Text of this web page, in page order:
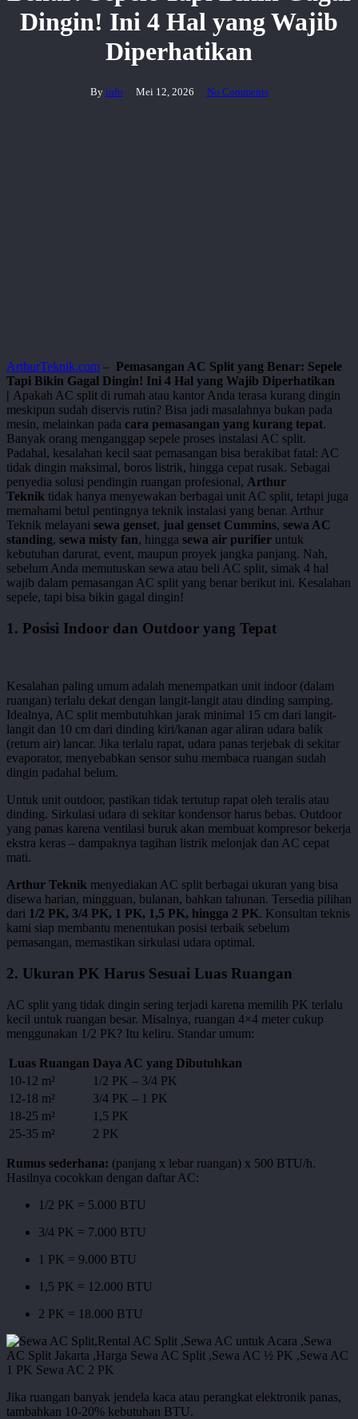
Dingin! Ini 4 Hal yang Wajib
Diperhatikan
By info Mei 12, 2026 No Comments
ArthurTeknik.com – Pemasangan AC Split yang Benar: Sepele
Tapi Bikin Gagal Dingin! Ini 4 Hal yang Wajib Diperhatikan
| Apakah AC split di rumah atau kantor Anda terasa kurang dingin
meskipun sudah diservis rutin? Bisa jadi masalahnya bukan pada
mesin, melainkan pada cara pemasangan yang kurang tepat.
Banyak orang menganggap sepele proses instalasi AC split.
Padahal, kesalahan kecil saat pemasangan bisa berakibat fatal: AC
tidak dingin maksimal, boros listrik, hingga cepat rusak. Sebagai
penyedia solusi pendingin ruangan profesional, Arthur
Teknik tidak hanya menyewakan berbagai unit AC split, tetapi juga
memahami betul pentingnya teknik instalasi yang benar. Arthur
Teknik melayani sewa genset, jual genset Cummins, sewa AC
standing, sewa misty fan, hingga sewa air purifier untuk
kebutuhan darurat, event, maupun proyek jangka panjang. Nah,
sebelum Anda memutuskan sewa atau beli AC split, simak 4 hal
wajib dalam pemasangan AC split yang benar berikut ini. Kesalahan
sepele, tapi bisa bikin gagal dingin!
1. Posisi Indoor dan Outdoor yang Tepat
Kesalahan paling umum adalah menempatkan unit indoor (dalam
ruangan) terlalu dekat dengan langit-langit atau dinding samping.
Idealnya, AC split membutuhkan jarak minimal 15 cm dari langit-
langit dan 10 cm dari dinding kiri/kanan agar aliran udara balik
(return air) lancar. Jika terlalu rapat, udara panas terjebak di sekitar
evaporator, menyebabkan sensor suhu membaca ruangan sudah
dingin padahal belum.
Untuk unit outdoor, pastikan tidak tertutup rapat oleh teralis atau
dinding. Sirkulasi udara di sekitar kondensor harus bebas. Outdoor
yang panas karena ventilasi buruk akan membuat kompresor bekerja
ekstra keras – dampaknya tagihan listrik melonjak dan AC cepat
mati.
Arthur Teknik menyediakan AC split berbagai ukuran yang bisa
disewa harian, mingguan, bulanan, bahkan tahunan. Tersedia pilihan
dari 1/2 PK, 3/4 PK, 1 PK, 1,5 PK, hingga 2 PK. Konsultan teknis
kami siap membantu menentukan posisi terbaik sebelum
pemasangan, memastikan sirkulasi udara optimal.
2. Ukuran PK Harus Sesuai Luas Ruangan
AC split yang tidak dingin sering terjadi karena memilih PK terlalu
kecil untuk ruangan besar. Misalnya, ruangan 4×4 meter cukup
menggunakan 1/2 PK? Itu keliru. Standar umum:
Luas Ruangan Daya AC yang Dibutuhkan
10-12 m²
1/2 PK – 3/4 PK
12-18 m²
3/4 PK – 1 PK
18-25 m²
1,5 PK
25-35 m²
2 PK
Rumus sederhana: (panjang x lebar ruangan) x 500 BTU/h.
Hasilnya cocokkan dengan daftar AC:
1/2 PK = 5.000 BTU
3/4 PK = 7.000 BTU
1 PK = 9.000 BTU
1,5 PK = 12.000 BTU
2 PK = 18.000 BTU
Jika ruangan banyak jendela kaca atau perangkat elektronik panas,
tambahkan 10-20% kebutuhan BTU.